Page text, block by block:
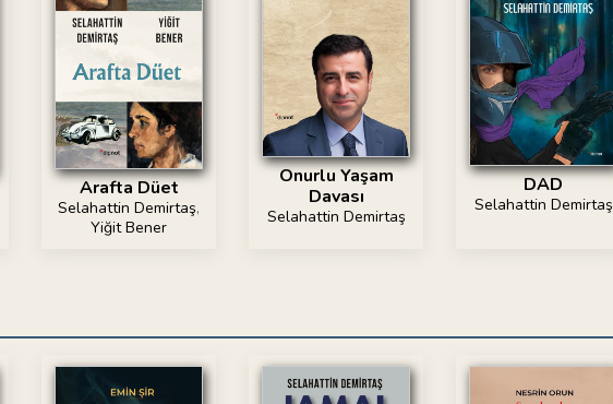
Arafta Düet
Selahattin Demirtaş,
Yiğit Bener
Onurlu Yaşam
Davası
Selahattin Demirtaş
DAD
Selahattin Demirtaş